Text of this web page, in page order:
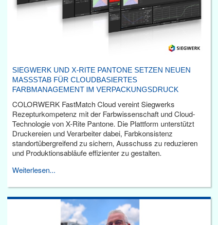
SIEGWERK UND X-RITE PANTONE SETZEN NEUEN
MASSSTAB FÜR CLOUDBASIERTES F
ARBMANAGEMENT IM VERPACKUNGSDRUCK
COLORWERK FastMatch Cloud vereint Siegwerks
Rezepturkompetenz mit der Farbwissenschaft und Cloud-
Technologie von X-Rite Pantone. Die Plattform unterstützt
Druckereien und Verarbeiter dabei, Farbkonsistenz
standortübergreifend zu sichern, Ausschuss zu reduzieren
und Produktionsabläufe effizienter zu gestalten.
Weiterlesen...